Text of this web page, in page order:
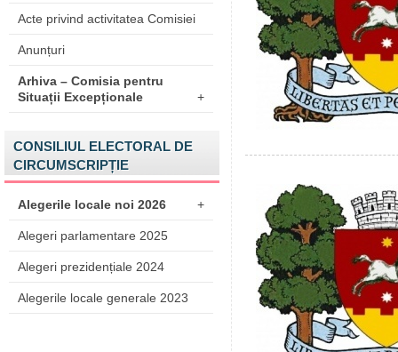
Acte privind activitatea Comisiei
Anunțuri
Arhiva – Comisia pentru
Situații Excepționale
+
CONSILIUL ELECTORAL DE
CIRCUMSCRIPȚIE
Alegerile locale noi 2026 +
Alegeri parlamentare 2025
Alegeri prezidențiale 2024
Alegerile locale generale 2023